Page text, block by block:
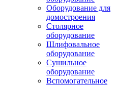
Оборудование для
домостроения
Столярное
оборудование
Шлифовальное
оборудование
Сушильное
оборудование
Вспомогательное